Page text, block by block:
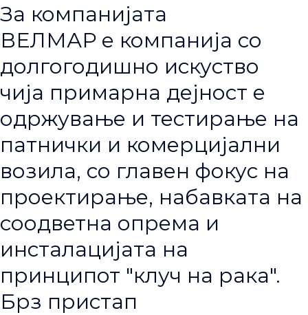
За компанијата
ВЕЛМАР е компанија со
долгогодишно искуство
чија примарна дејност е
одржување и тестирање на
патнички и комерцијални
возила, со главен фокус на
проектирање, набавката на
соодветна опрема и
инсталацијата на
принципот "клуч на рака".
Брз пристап